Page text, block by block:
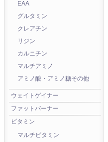
EAA
グルタミン
クレアチン
リジン
カルニチン
マルチアミノ
アミノ酸・アミノ糖その他
ウェイトゲイナー
ファットバーナー
ビタミン
マルチビタミン